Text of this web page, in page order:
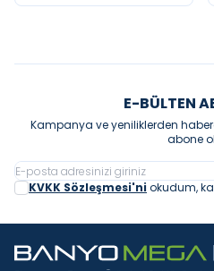
E-BÜLTEN
Kampanya ve yeniliklerden
abone
KVKK Sözleşmesi'ni okudum,